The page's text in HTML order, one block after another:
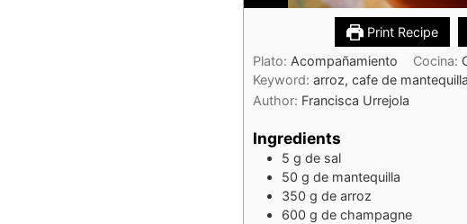
Print Recipe
Plato: Acompañamiento Cocina:
Keyword: arroz, cafe de
Author: Francisca Urrejola
Ingredients
5 g de sal
50 g de mantequilla
350 g de arroz
600 g de champagne